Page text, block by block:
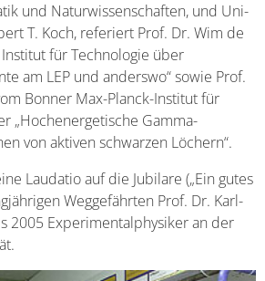
und Naturwissenschaften, und Uni-
T. Koch, referiert Prof. Dr. Wim de
für Technologie über
am LEP und anderswo“ sowie Prof.
Bonner Max-Planck-Institut für
„Hochenergetische Gamma-
von aktiven schwarzen Löchern“.
Laudatio auf die Jubilare („Ein gutes
Weggefährten Prof. Dr. Karl-
2005 Experimentalphysiker an der